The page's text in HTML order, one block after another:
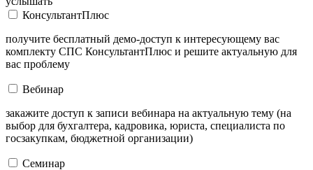
КонсультантПлюс
получите бесплатный демо-доступ к интересующему вас
комплекту СПС КонсультантПлюс и решите актуальную для
вас проблему
Вебинар
закажите доступ к записи вебинара на актуальную тему (на
выбор для бухгалтера, кадровика, юриста, специалиста по
госзакупкам, бюджетной организации)
Семинар